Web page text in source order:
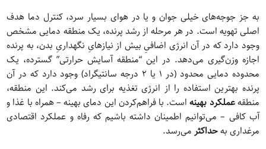
به جز جوجه‌های خیلی جوان و یا در هوای بسیار سرد، کنترل دما هدف
اصلی تهویه است. در هر مرحله از رشد پرنده، یک منطقه دمایی مشخص
وجود دارد که در آن انرژی اضافیِ بیش از نیازهایِ نگهداریِ بدن، به پرنده
اجازه وزن‌گیری می‌دهد. در این “منطقه آسایش حرارتی” گسترده، یک
محدوده دمایی محدود (در 1 یا 2 درجه سانتیگراد) وجود دارد که در آن
پرنده بهترین استفاده را از انرژی تغذیه برای رشد می‌کند. این منطقه،
منطقهعملکرد بهینهاست. با فراهم‌کردن این دمای بهینه – همراه با غذا و
آب کافی – می‌توانیم اطمینان داشته باشیم که رفاه و عملکرد اقتصادی
مرغداری بهحداکثرمی‌رسد.